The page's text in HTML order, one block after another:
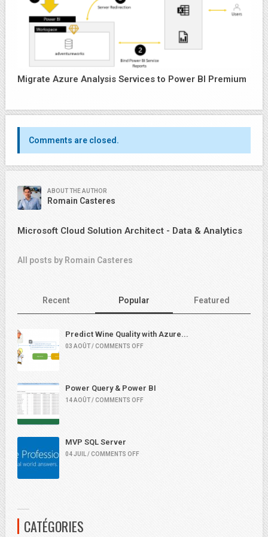
Migrate Azure Analysis Services to Power BI Premium
Comments are closed.
ABOUT THE AUTHOR
Romain Casteres
Microsoft Cloud Solution Architect - Data & Analytics
All posts by Romain Casteres
Recent Popular Featured
Predict Wine Quality with Azure...
03 AOÛT / COMMENTS OFF
Power Query & Power BI
14 AOÛT / COMMENTS OFF
MVP SQL Server
04 JUIL / COMMENTS OFF
CATÉGORIES